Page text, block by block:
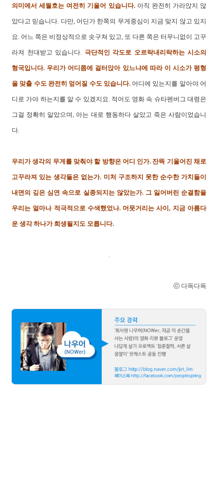
의미에서 세월호는 여전히 기울어 있습니다.아직 완전히 가라앉지 않
았다고 믿습니다. 다만, 어딘가 한쪽의 무게중심이 지금 맞지 않고 있지
요. 어느 쪽은 비정상적으로 솟구쳐 있고, 또 다른 쪽은 터무니없이 고꾸
라져 천대받고 있습니다. 극단적인 각도로 오르락내리락하는 시소의
형국입니다. 우리가 어디쯤에 걸터앉아 있느냐에 따라 이 시소가 평형
을 맞출 수도 완전히 엎어질 수도 있습니다.어디에 있는지를 알아야 어
디로 가야 하는지를 알 수 있겠지요. 적어도 영화 속 슈타펜버그 대령은
그걸 정확히 알았으며, 아는 대로 행동하다 살았고 죽은 사람이었습니
다.
우리가 생각의 무게를 맞춰야 할 방향은 어디 인가. 잔뜩 기울어진 채로
고꾸라져 있는 생각들은 없는가. 미처 구조하지 못한 순수한 가치들이
내면의 깊은 심연 속으로 실종되지는 않았는가. 그 잃어버린 순결함을
우리는 얼마나 적극적으로 수색했었나. 머뭇거리는 사이, 지금 아름다
운 생각 하나가 희생될지도 모릅니다.
ⓒ 다독다독